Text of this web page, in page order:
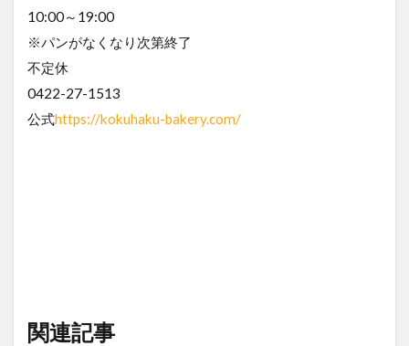
10:00～19:00
※パンがなくなり次第終了
不定休
0422-27-1513
公式https://kokuhaku-bakery.com/
関連記事